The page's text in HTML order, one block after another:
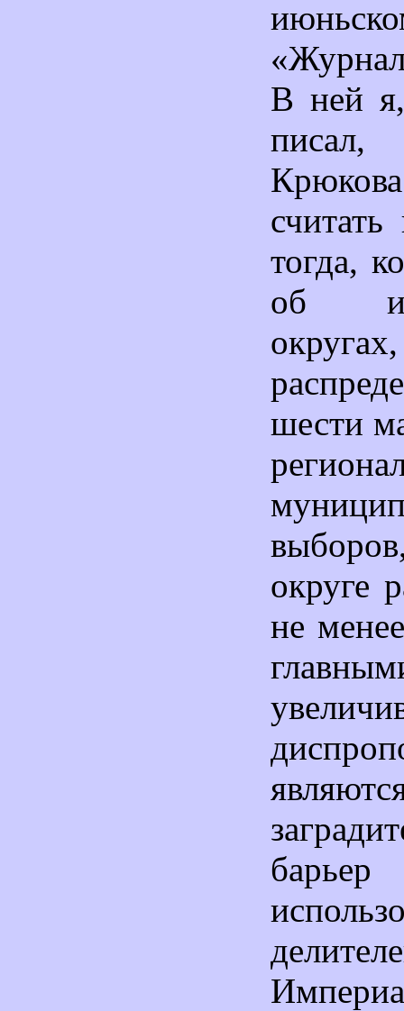
В ней
тогда,
об
шести
округе
не